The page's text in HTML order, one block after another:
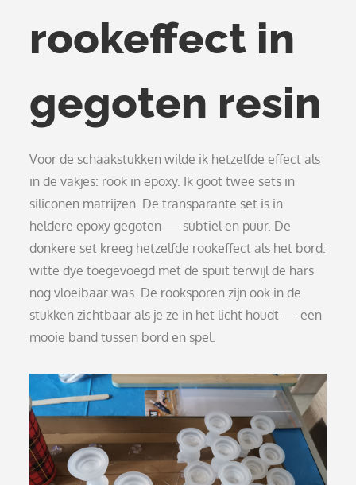
rookeffect in
gegoten resin
Voor de schaakstukken wilde ik hetzelfde effect als
in de vakjes: rook in epoxy. Ik goot twee sets in
siliconen matrijzen. De transparante set is in
heldere epoxy gegoten — subtiel en puur. De
donkere set kreeg hetzelfde rookeffect als het bord:
witte dye toegevoegd met de spuit terwijl de hars
nog vloeibaar was. De rooksporen zijn ook in de
stukken zichtbaar als je ze in het licht houdt — een
mooie band tussen bord en spel.